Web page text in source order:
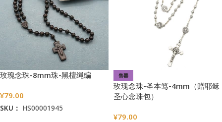
玫瑰念珠-8mm珠-黑檀绳编
¥79.00
SKU： HS00001945
售罄
玫瑰念珠-圣本笃-4mm（赠耶稣
圣心念珠包）
¥79.00